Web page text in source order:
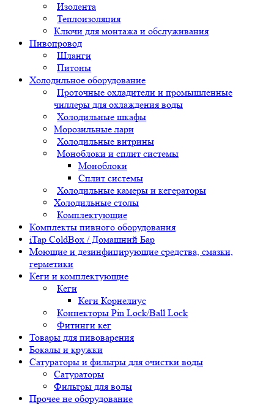
Изолента
Теплоизоляция
Ключи для монтажа и обслуживания
Пивопровод
Шланги
Питоны
Холодильное оборудование
Проточные охладители и промышленные
чиллеры для охлаждения воды
Холодильные шкафы
Морозильные лари
Холодильные витрины
Моноблоки и сплит системы
Моноблоки
Сплит системы
Холодильные камеры и кегераторы
Холодильные столы
Комплектующие
Комплекты пивного оборудования
iTap ColdBox / Домашний Бар
Моющие и дезинфицирующие средства, смазки,
герметики
Кеги и комплектующие
Кеги
Кеги Корнелиус
Коннекторы Pin Lock/Ball Lock
Фитинги кег
Товары для пивоварения
Бокалы и кружки
Сатураторы и фильтры для очистки воды
Сатураторы
Фильтры для воды
Прочее не оборудование